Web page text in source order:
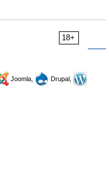
18+
Joomla,
Drupal,